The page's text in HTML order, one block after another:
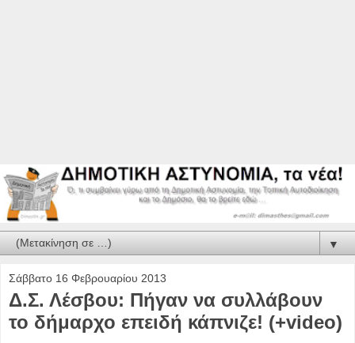
▼
Σάββατο 16 Φεβρουαρίου 2013
Δ.Σ. Λέσβου: Πήγαν να συλλάβουν
το δήμαρχο επειδή κάπνιζε! (+video)